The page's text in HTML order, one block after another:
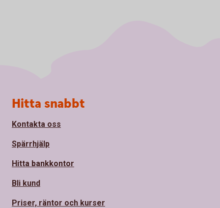
Sidfot
Hitta snabbt
Kontakta oss
Spärrhjälp
Hitta bankkontor
Bli kund
Priser, räntor och kurser